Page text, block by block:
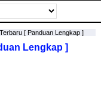
[ Panduan Lengkap ]
Lengkap ]